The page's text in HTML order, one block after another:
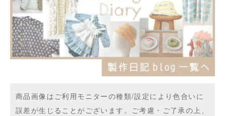
商品画像はご利用モニターの種類/設定により色合いに
誤差が生じることがございます。ご考慮・ご了承の上、